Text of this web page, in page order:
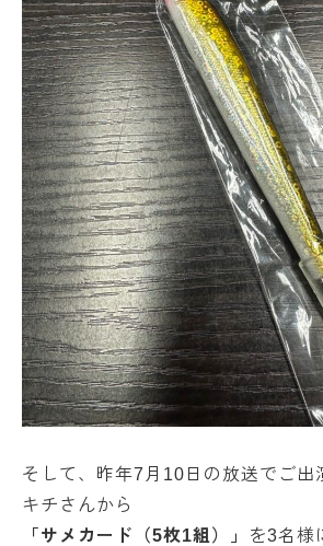
そして、昨年7月10日の放送でご出
キチさんから
「サメカード（5枚1組）」
を3名様